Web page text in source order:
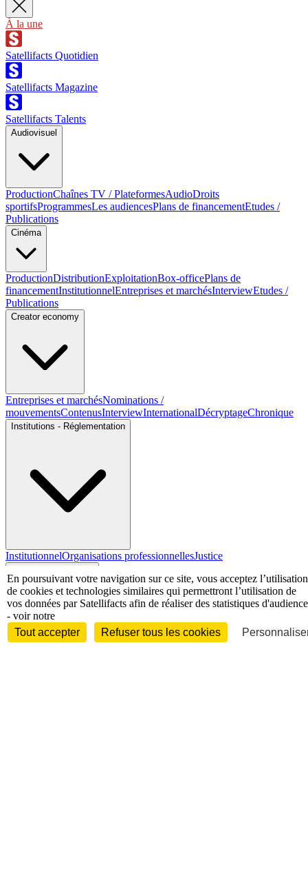
À la une
Satellifacts Quotidien
Satellifacts Magazine
Satellifacts Talents
Audiovisuel
ProductionChaînes TV / PlateformesAudioDroits
sportifsProgrammesLes audiencesPlans de financementEtudes /
Publications
Cinéma
ProductionDistributionExploitationBox-officePlans de
financementInstitutionnelEntreprises et marchésInterviewEtudes /
Publications
Creator economy
Entreprises et marchésNominations /
mouvementsContenusInterviewInternationalDécryptageChronique
Institutions - Réglementation
InstitutionnelOrganisations professionnellesJustice
En poursuivant votre navigation sur ce site, vous acceptez l’utilisation
de cookies et technologies similaires qui permettront l’utilisation de
vos données par Satellifacts afin de réaliser des statistiques d'audience
- voir notre
Tout accepter
Refuser tous les cookies